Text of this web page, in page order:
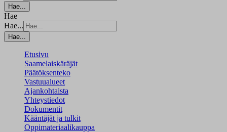
Hae...
Hae
Hae...
Hae...
Etusivu
Saamelaiskäräjät
Päätöksenteko
Vastuualueet
Ajankohtaista
Yhteystiedot
Dokumentit
Kääntäjät ja tulkit
Oppimateriaalikauppa